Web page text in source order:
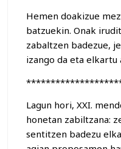
Hemen doakizue
batzuekin. Onak
zabaltzen badezue,
izango da eta
Lagun hori, XXI.
honetan zabiltzana:
sentitzen badezu